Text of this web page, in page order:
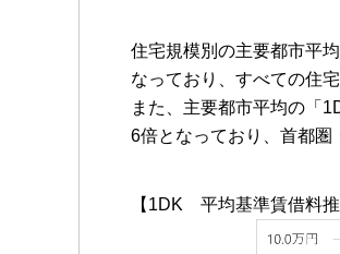
住宅規模別の主要都市平
なっており、すべての住
また、主要都市平均の「
6倍となっており、首都圏
【1DK 平均基準賃借料推